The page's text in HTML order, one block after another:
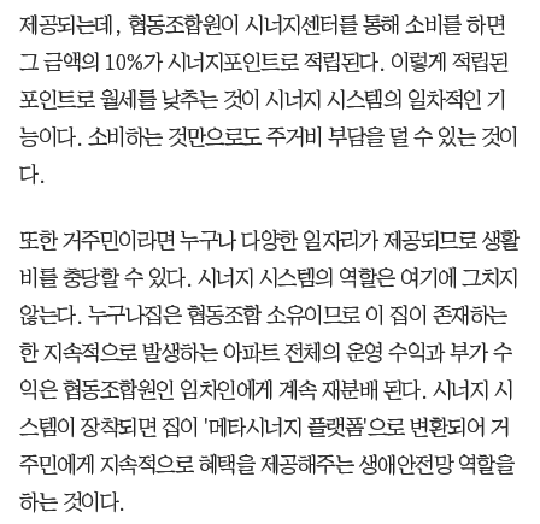
제공되는데, 협동조합원이 시너지센터를 통해 소비를 하면
그 금액의 10%가 시너지포인트로 적립된다. 이렇게 적립된
포인트로 월세를 낮추는 것이 시너지 시스템의 일차적인 기
능이다. 소비하는 것만으로도 주거비 부담을 덜 수 있는 것이
다.
또한 거주민이라면 누구나 다양한 일자리가 제공되므로 생활
비를 충당할 수 있다. 시너지 시스템의 역할은 여기에 그치지
않는다. 누구나집은 협동조합 소유이므로 이 집이 존재하는
한 지속적으로 발생하는 아파트 전체의 운영 수익과 부가 수
익은 협동조합원인 임차인에게 계속 재분배 된다. 시너지 시
스템이 장착되면 집이 '메타시너지 플랫폼'으로 변환되어 거
주민에게 지속적으로 혜택을 제공해주는 생애안전망 역할을
하는 것이다.